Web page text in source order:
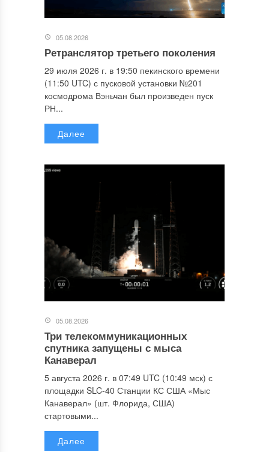
05.08.2026
Ретранслятор третьего поколения
29 июля 2026 г. в 19:50 пекинского времени
(11:50 UTC) с пусковой установки №201
космодрома Вэньчан был произведен пуск
РН...
Далее
05.08.2026
Три телекоммуникационных
спутника запущены с мыса
Канаверал
5 августа 2026 г. в 07:49 UTC (10:49 мск) с
площадки SLC-40 Станции КС США «Мыс
Канаверал» (шт. Флорида, США)
стартовыми...
Далее